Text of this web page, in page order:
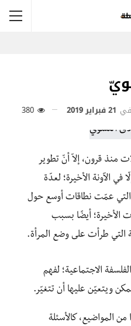
في 21 فبراير 2019
منذ قرون، إلاّ أنّ تطوير
الآونة الأخيرة؛ لعدّة
التي عمّت نطاقات أوسع حول
الأخيرة؛ أيضًا بسبب
التي طرأت على وضع المرأة.
الاجتماعية؛ لفهم
ويتعيّن عليها أن تتغيّر.
المواضيع، كالأسئلة